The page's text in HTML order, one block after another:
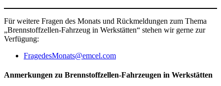
Für weitere Fragen des Monats und Rückmeldungen zum Thema
„Brennstoffzellen-Fahrzeug in Werkstätten“ stehen wir gerne zur
Verfügung:
FragedesMonats@emcel.com
Anmerkungen zu Brennstoffzellen-Fahrzeugen in Werkstätten